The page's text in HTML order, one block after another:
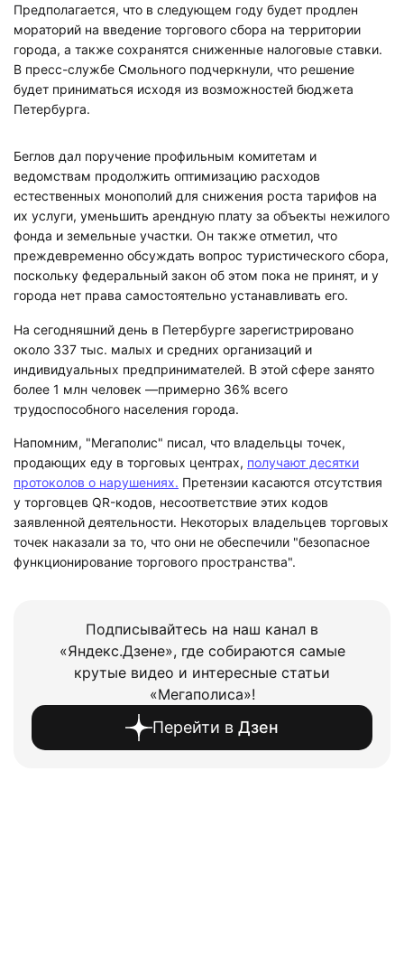
Предполагается, что в следующем году будет продлен
мораторий на введение торгового сбора на территории
города, а также сохранятся сниженные налоговые ставки.
В пресс-службе Смольного подчеркнули, что решение
будет приниматься исходя из возможностей бюджета
Петербурга.
Беглов дал поручение профильным комитетам и
ведомствам продолжить оптимизацию расходов
естественных монополий для снижения роста тарифов на
их услуги, уменьшить арендную плату за объекты нежилого
фонда и земельные участки. Он также отметил, что
преждевременно обсуждать вопрос туристического сбора,
поскольку федеральный закон об этом пока не принят, и у
города нет права самостоятельно устанавливать его.
На сегодняшний день в Петербурге зарегистрировано
около 337 тыс. малых и средних организаций и
индивидуальных предпринимателей. В этой сфере занято
более 1 млн человек —примерно 36% всего
трудоспособного населения города.
Напомним, "Мегаполис" писал, что владельцы точек,
продающих еду в торговых центрах, получают десятки
протоколов о нарушениях. Претензии касаются отсутствия
у торговцев QR-кодов, несоответствие этих кодов
заявленной деятельности. Некоторых владельцев торговых
точек наказали за то, что они не обеспечили "безопасное
функционирование торгового пространства".
Подписывайтесь на наш канал в
«Яндекс.Дзене», где собираются самые
крутые видео и интересные статьи
«Мегаполиса»!
Перейти в Дзен